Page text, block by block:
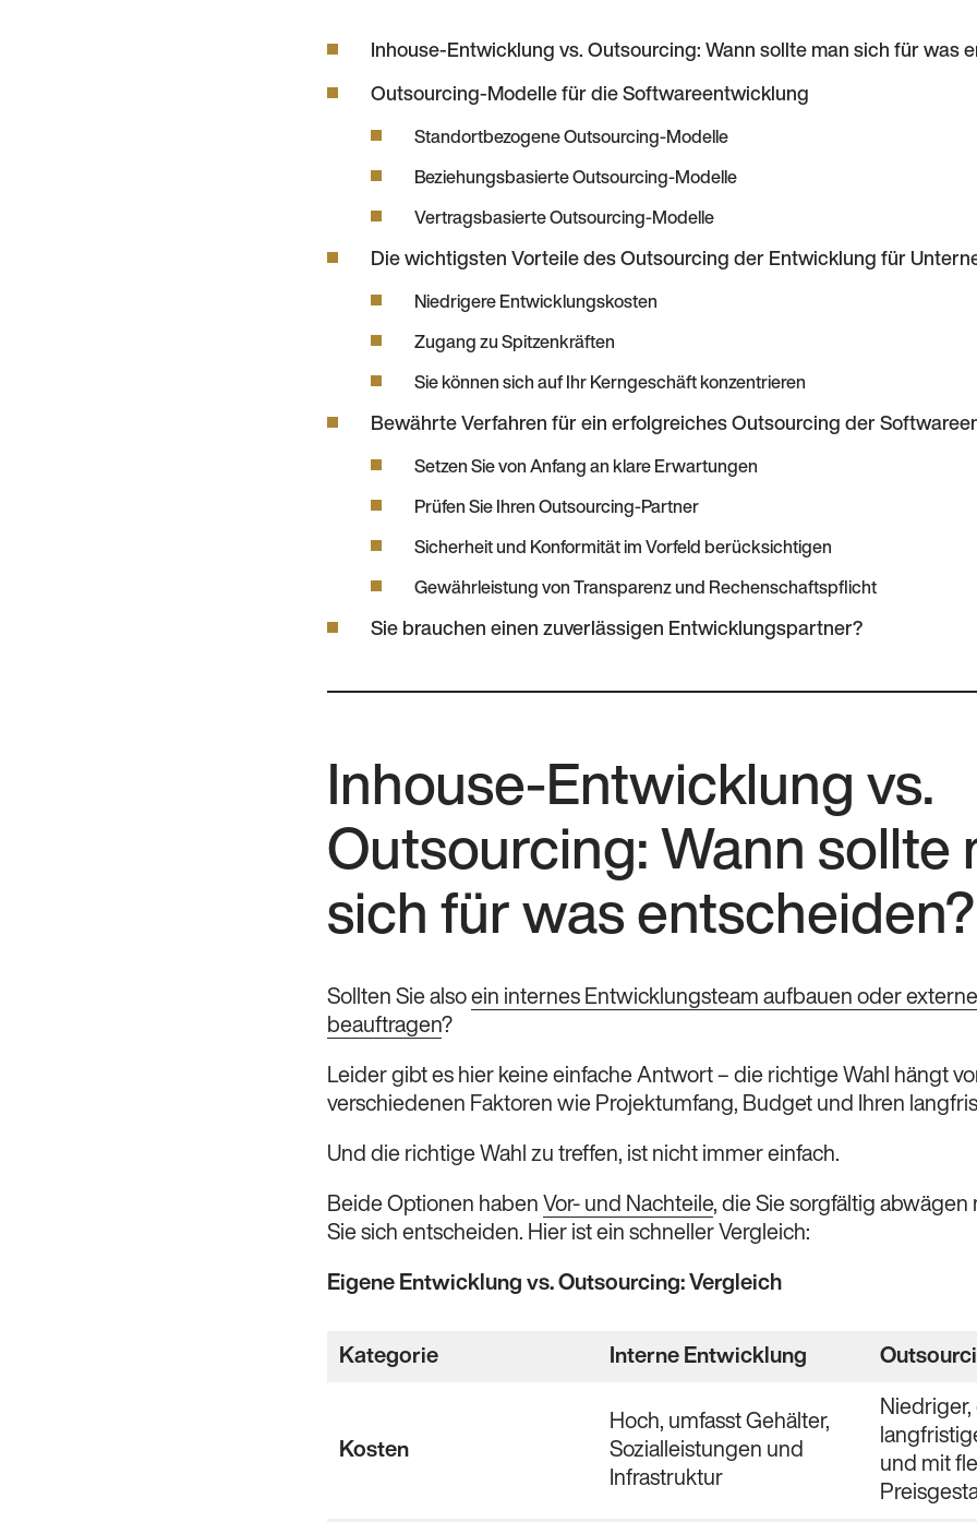
Inhouse-Entwicklung vs. Outsourcing: Wann sollte man sich für was
Outsourcing-Modelle für die Softwareentwicklung
Standortbezogene Outsourcing-Modelle
Beziehungsbasierte Outsourcing-Modelle
Vertragsbasierte Outsourcing-Modelle
Die wichtigsten Vorteile des Outsourcing der Entwicklung für
Niedrigere Entwicklungskosten
Zugang zu Spitzenkräften
Sie können sich auf Ihr Kerngeschäft konzentrieren
Bewährte Verfahren für ein erfolgreiches Outsourcing der
Setzen Sie von Anfang an klare Erwartungen
Prüfen Sie Ihren Outsourcing-Partner
Sicherheit und Konformität im Vorfeld berücksichtigen
Gewährleistung von Transparenz und Rechenschaftspflicht
Sie brauchen einen zuverlässigen Entwicklungspartner?
Inhouse-Entwicklung vs.
Outsourcing: Wann sollte
sich für was entscheiden?
Sollten Sie also ein internes Entwicklungsteam aufbauen oder
beauftragen?
Leider gibt es hier keine einfache Antwort – die richtige Wahl hängt
verschiedenen Faktoren wie Projektumfang, Budget und Ihren
Und die richtige Wahl zu treffen, ist nicht immer einfach.
Beide Optionen haben Vor- und Nachteile, die Sie sorgfältig abwägen
Sie sich entscheiden. Hier ist ein schneller Vergleich:
Eigene Entwicklung vs. Outsourcing: Vergleich
Kategorie Interne Entwicklung
Kosten
Hoch, umfasst Gehälter,
Sozialleistungen und
Infrastruktur
Niedriger,
und mit